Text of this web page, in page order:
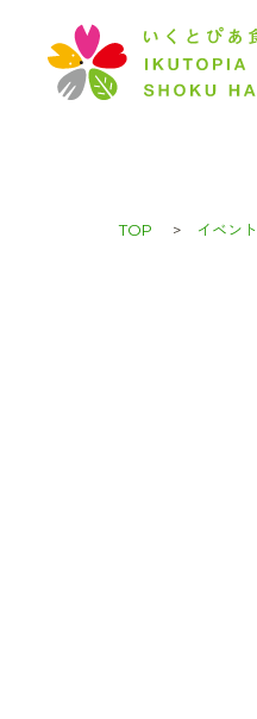
TOP イベント